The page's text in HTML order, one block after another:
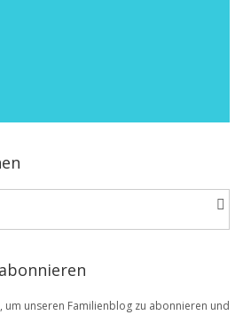
um unseren Familienblog zu abonnieren und